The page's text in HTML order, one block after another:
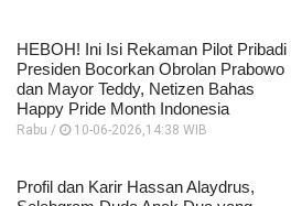
HEBOH! Ini Isi Rekaman Pilot Pribadi
Presiden Bocorkan Obrolan Prabowo
dan Mayor Teddy, Netizen Bahas
Happy Pride Month Indonesia
Rabu / 10-06-2026,14:38 WIB
Profil dan Karir Hassan Alaydrus,